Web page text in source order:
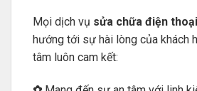
Mọi dịch vụ sửa chữa điện thoại
hướng tới sự hài lòng của khách
tâm luôn cam kết: